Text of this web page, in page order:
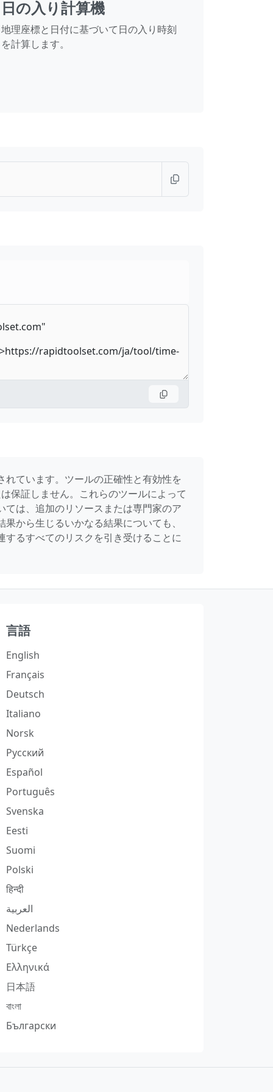
日の入り計算機
地理座標と日付に基づいて日の入り時刻
を計算します。
ています。ツールの正確性と有効性を
保証しません。これらのツールによって
は、追加のリソースまたは専門家のア
から生じるいかなる結果についても、
るすべてのリスクを引き受けることに
言語
English
Français
Deutsch
Italiano
Norsk
Русский
Español
Português
Svenska
Eesti
Suomi
Polski
हिन्दी
العربية
Nederlands
Türkçe
Ελληνικά
日本語
বাংলা
Български